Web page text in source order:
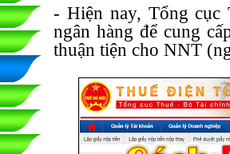
- Hiện nay, Tổng cục
ngân hàng để cung
thuận tiện cho NNT